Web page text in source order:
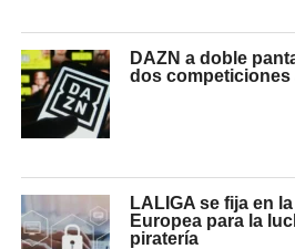
DAZN a doble
dos competiciones
LALIGA se fija en
Europea para la
piratería